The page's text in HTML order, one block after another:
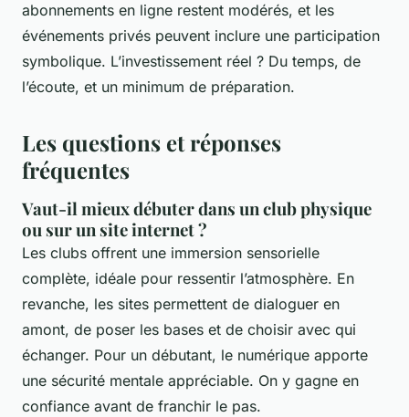
abonnements en ligne restent modérés, et les
événements privés peuvent inclure une participation
symbolique. L’investissement réel ? Du temps, de
l’écoute, et un minimum de préparation.
Les questions et réponses
fréquentes
Vaut-il mieux débuter dans un club physique
ou sur un site internet ?
Les clubs offrent une immersion sensorielle
complète, idéale pour ressentir l’atmosphère. En
revanche, les sites permettent de dialoguer en
amont, de poser les bases et de choisir avec qui
échanger. Pour un débutant, le numérique apporte
une sécurité mentale appréciable. On y gagne en
confiance avant de franchir le pas.